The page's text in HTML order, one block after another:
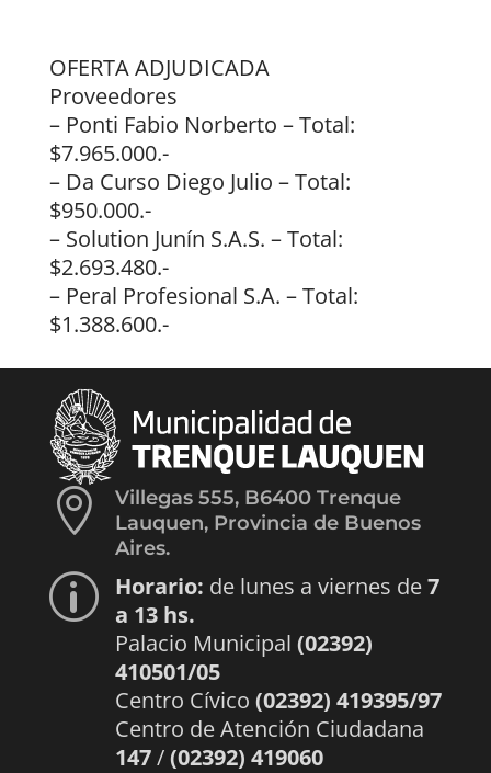
OFERTA ADJUDICADA
Proveedores
– Ponti Fabio Norberto – Total:
$7.965.000.-
– Da Curso Diego Julio – Total:
$950.000.-
– Solution Junín S.A.S. – Total:
$2.693.480.-
– Peral Profesional S.A. – Total:
$1.388.600.-

Villegas 555, B6400 Trenque
Lauquen, Provincia de Buenos
Aires.
p Horario: de lunes a viernes de7
a 13 hs.
Palacio Municipal (02392)
410501/05
Centro Cívico (02392) 419395/97
Centro de Atención Ciudadana
147/(02392) 419060